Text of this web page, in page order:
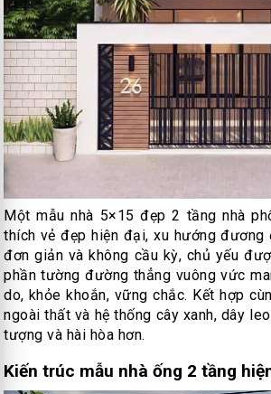
Một mẫu nhà 5×15 đẹp 2 tầng nhà
thích vẻ đẹp hiện đại, xu hướng đương
đơn giản và không cầu kỳ, chủ yếu
phần tường đường thẳng vuông vức
do, khỏe khoắn, vững chắc. Kết hợp
ngoài thất và hệ thống cây xanh, dây
tượng và hài hòa hơn.
Kiến trúc mẫu nhà ống 2 tầng